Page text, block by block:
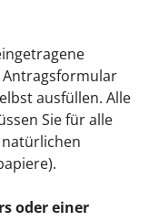
Antragsformular
ausfüllen. Alle
Sie für alle
oder einer